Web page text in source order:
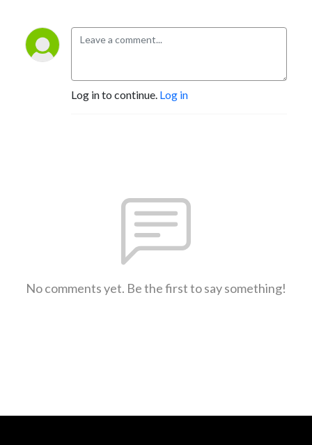
Log in to continue. Log in
No comments yet. Be the first to say something!